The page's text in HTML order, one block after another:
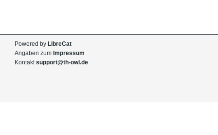
Powered by LibreCat
Angaben zum Impressum
Kontaktsupport@th-owl.de